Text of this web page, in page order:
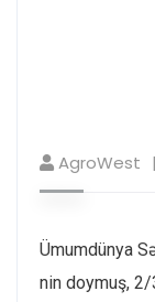
AgroWest
Ümumdünya
nin doymuş,